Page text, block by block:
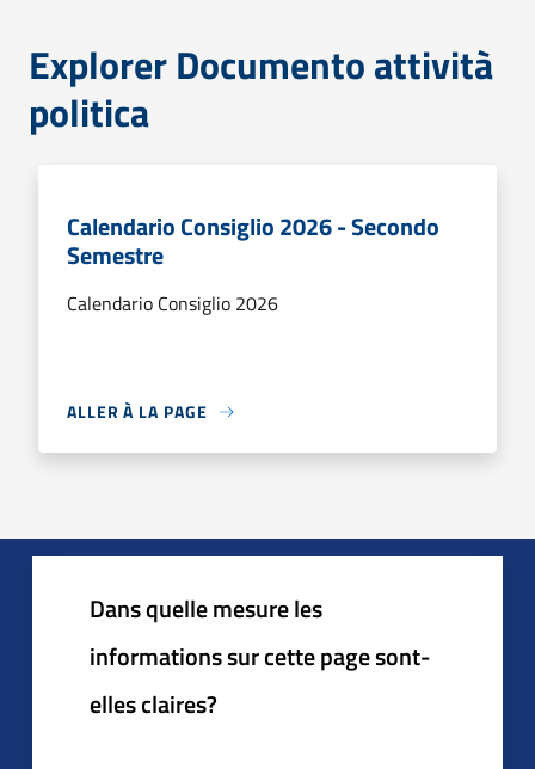
Explorer Documento attività
politica
Calendario Consiglio 2026 - Secondo
Semestre
Calendario Consiglio 2026
ALLER À LA PAGE
Dans quelle mesure les
informations sur cette page sont-
elles claires?